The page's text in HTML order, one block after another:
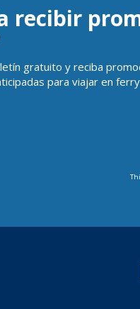
recibir
gratuito y reciba
para viajar en